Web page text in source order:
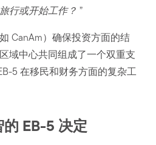
行或开始工作？ ”
CanAm）确保投资方面的结
域中心共同组成了一个双重支
5 在移民和财务方面的复杂工
EB-5 决定